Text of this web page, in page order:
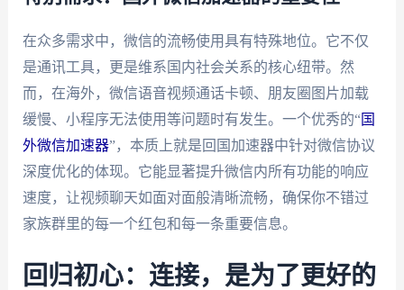
在众多需求中，微信的流畅使用具有特殊地位。它不仅
是通讯工具，更是维系国内社会关系的核心纽带。然
而，在海外，微信语音视频通话卡顿、朋友圈图片加载
缓慢、小程序无法使用等问题时有发生。一个优秀的“国
外微信加速器”，本质上就是回国加速器中针对微信协议
深度优化的体现。它能显著提升微信内所有功能的响应
速度，让视频聊天如面对面般清晰流畅，确保你不错过
家族群里的每一个红包和每一条重要信息。
回归初心：连接，是为了更好的